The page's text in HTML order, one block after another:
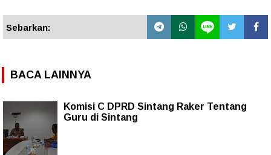
Sebarkan:
BACA LAINNYA
Komisi C DPRD Sintang Raker Tentang
Guru di Sintang